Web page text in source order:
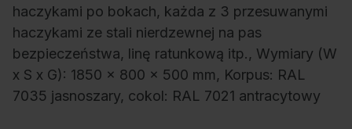
haczykami po bokach, każda z 3 przesuwanymi
haczykami ze stali nierdzewnej na pas
bezpieczeństwa, linę ratunkową itp., Wymiary (W
x S x G): 1850 x 800 x 500 mm, Korpus: RAL
7035 jasnoszary, cokol: RAL 7021 antracytowy